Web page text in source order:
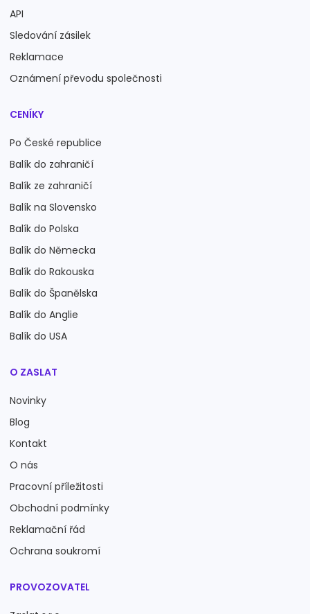
API
Sledování zásilek
Reklamace
Oznámení převodu společnosti
CENÍKY
Po České republice
Balík do zahraničí
Balík ze zahraničí
Balík na Slovensko
Balík do Polska
Balík do Německa
Balík do Rakouska
Balík do Španělska
Balík do Anglie
Balík do USA
O ZASLAT
Novinky
Blog
Kontakt
O nás
Pracovní příležitosti
Obchodní podmínky
Reklamační řád
Ochrana soukromí
PROVOZOVATEL